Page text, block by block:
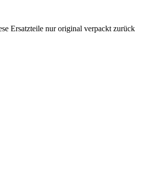
Ersatzteile nur original verpackt zurück